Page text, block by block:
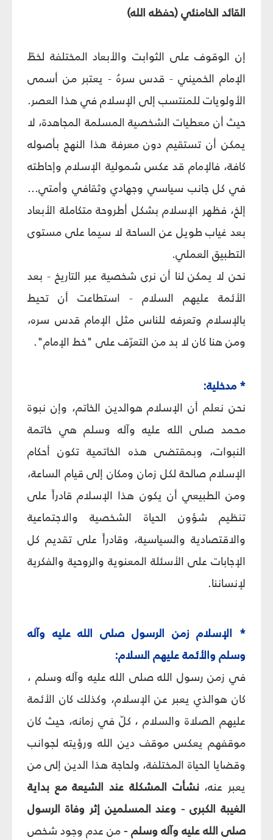
القائد الخامنئي (حفظه الله)
إن الوقوف على الثوابت والأبعاد المختلفة لخطّ
الإمام الخميني - قدس سرهُ - يعتبر من أسمى
الأولويات للمنتسب إلى الإسلام في هذا العصر.
حيث أن معطيات الشخصية المسلمة المجاهدة، لا
يمكن أن تستقيم دون معرفة هذا النهج بأصوله
كافة، فالإمام قد عكس شمولية الإسلام وإحاطته
في كل جانب سياسي وجهادي وثقافي وأمتي...
إلخ، فظهر الإسلام بشكل أطروحة متكاملة الأبعاد
بعد غياب طويل عن الساحة لا سيما على مستوى
التطبيق العملي.
نحن لا يمكن لنا أن نرى شخصية عبر التاريخ - بعد
الأئمة عليهم السلام - استطاعت أن تحيط
بالإسلام وتعرفه للناس مثل الإمام قدس سره،
ومن هنا كان لا بد من التعرّف على "خط الإمام".
* مدخلية:
نحن نعلم أن الإسلام هوالدين الخاتم، وإن نبوة
محمد صلى الله عليه وآله وسلم هي خاتمة
النبوات، وبمقتضى هذه الخاتمية تكون أحكام
الإسلام صالحة لكل زمان ومكان إلى قيام الساعة،
ومن الطبيعي أن يكون هذا الإسلام قادراً على
تنظيم شؤون الحياة الشخصية والاجتماعية
والاقتصادية والسياسية، وقادراً على تقديم كل
الإجابات على الأسئلة المعنوية والروحية والفكرية
لإنساننا.
* الإسلام زمن الرسول صلى الله عليه وآله
وسلم والأئمة عليهم السلام:
في زمن رسول الله صلى الله عليه وآله وسلم ،
كان هوالذي يعبر عن الإسلام، وكذلك كان الأئمة
عليهم الصلاة والسلام ، كلّ في زمانه، حيث كان
موقفهم يعكس موقف دين الله ورؤيته لجوانب
وقضايا الحياة المختلفة، ولحاجة هذا الدين إلى من
يعبر عنه،نشأت المشكلة عند الشيعة مع بداية
الغيبة الكبرى - وعند المسلمين إثر وفاة الرسول
صلى الله عليه وآله وسلم -من عدم وجود شخص